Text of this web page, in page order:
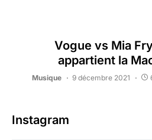
Vogue vs Mia
appartient la
Musique 9 décembre 2021
Instagram